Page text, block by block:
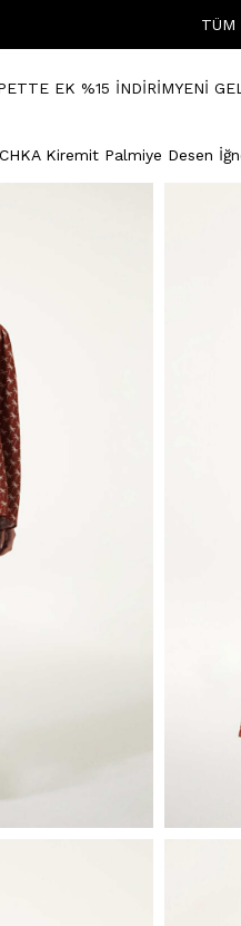
TÜM
EK %15 İNDİRİMYENİ
Kiremit Palmiye Desen